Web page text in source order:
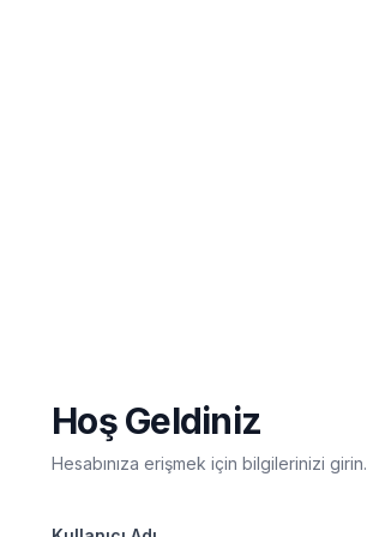
Hoş Geldiniz
Hesabınıza erişmek için bilgilerinizi girin.